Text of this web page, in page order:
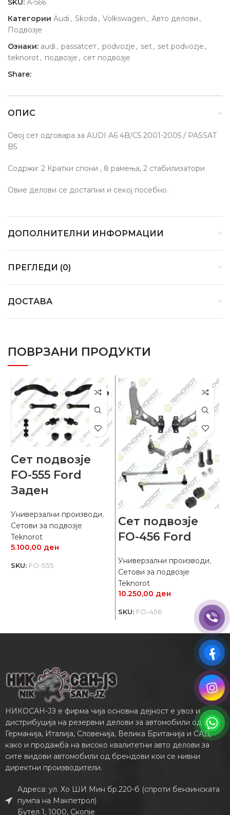
SKU: А-566
Категории Audi , Skoda , Volkswagen , Авто делови ,
Подвозје
Ознаки: audi , passatсет, podvozje , set, set podvozje ,
teknorot, подвозје , сет подвозје
Share:
ОПИС
Овој сет одговара за AUDI A6 4B/C5 2001-2005 / PASSAT
B5
Содржи: 2 Кратки спони , 8 рамења, 2 стабилизатори
Овие делови се достапни и секој посебно.
ДОПОЛНИТЕЛНИ ИНФОРМАЦИИ
ПРЕГЛЕДИ (0)
ДОСТАВА
ПОВРЗАНИ ПРОДУКТИ
Сет подвозје
FO-555 Ford
Заден
Универзални производи,
Сетови за подвозје
Teknorot
5.100,00 ден
SKU: FO-555
Сет подвозје
FO-456 Ford
Универзални производи,
Сетови за подвозје
Teknorot
10.250,00 ден
SKU: FO-456
НИКОСАН-ЈЗ е фирма чија основна дејност е увоз и
дистрибуција на резервни делови за автомобили од
Германија, Италија, Словенија, Велика Британија и САД,
како и продажба на високо квалитетни авто делови за
сите видови автомобили од брендови кои се нивни
директни производители.
Адреса: ул. Хо ШИ Мин бр.220-б (спроти бензинската
пумпа на Макпетрол)
Бутел 1, 1000, Скопје